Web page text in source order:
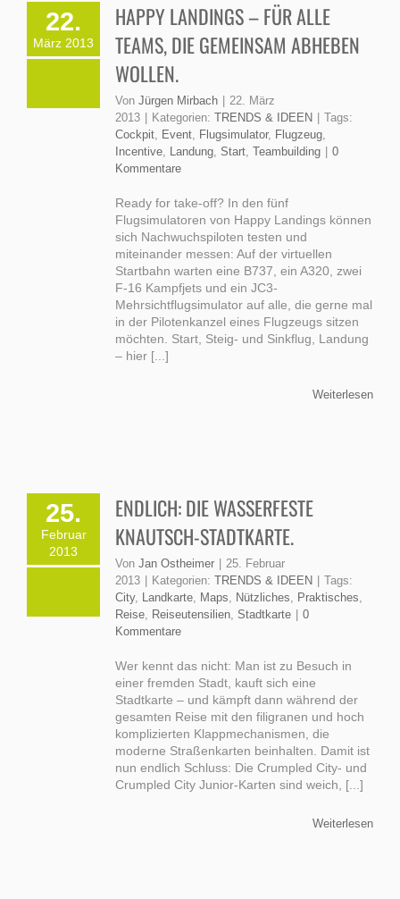
22.
März 2013
HAPPY LANDINGS – FÜR ALLE
TEAMS, DIE GEMEINSAM ABHEBEN
WOLLEN.
Von Jürgen Mirbach
22. März
2013
Kategorien: TRENDS & IDEEN
Tags:
Cockpit
Event Flugsimulator, Flugzeug
Incentive
Landung Start Teambuilding
0
Kommentare
Ready for take-off? In den fünf
Flugsimulatoren von Happy Landings können
sich Nachwuchspiloten testen und
miteinander messen: Auf der virtuellen
Startbahn warten eine B737, ein A320, zwei
F-16 Kampfjets und ein JC3-
Mehrsichtflugsimulator auf alle, die gerne mal
in der Pilotenkanzel eines Flugzeugs sitzen
möchten. Start, Steig- und Sinkflug, Landung
– hier [...]
Weiterlesen
25.
Februar
2013
ENDLICH: DIE WASSERFESTE
KNAUTSCH-STADTKARTE.
Von Jan Ostheimer
25. Februar
2013
Kategorien: TRENDS & IDEEN
Tags:
City, Landkarte Maps Nützliches Praktisches
Reise
Reiseutensilien Stadtkarte
0
Kommentare
Wer kennt das nicht: Man ist zu Besuch in
einer fremden Stadt, kauft sich eine
Stadtkarte – und kämpft dann während der
gesamten Reise mit den filigranen und hoch
komplizierten Klappmechanismen, die
moderne Straßenkarten beinhalten. Damit ist
nun endlich Schluss: Die Crumpled City- und
Crumpled City Junior-Karten sind weich, [...]
Weiterlesen